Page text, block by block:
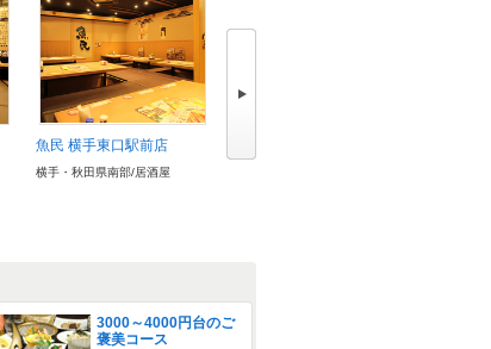
魚民 横手東口駅前店
横手・秋田県南部/居酒屋
3000～4000円台のご
褒美コース